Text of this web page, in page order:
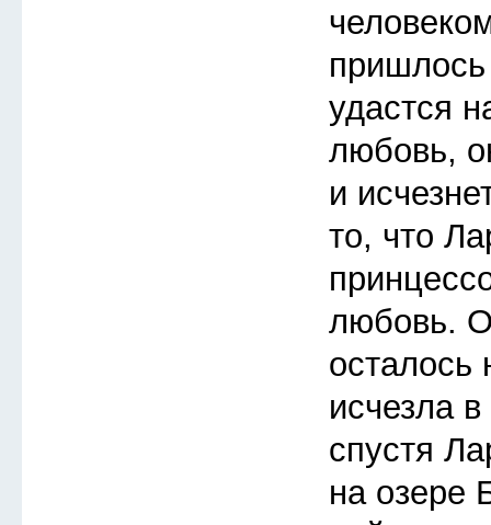
удастся
любовь,
и
то, что
любовь.
осталось
исчезла
спустя
на озере